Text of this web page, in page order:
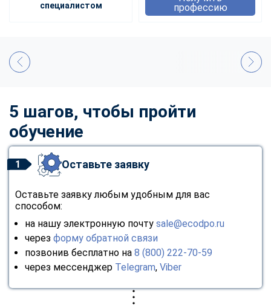
специалистом
профессию
5 шагов, чтобы пройти
обучение
1 Оставьте заявку
Оставьте заявку любым удобным для вас
способом:
на нашу электронную почту sale@ecodpo.ru
через форму обратной связи
позвонив бесплатно на 8 (800) 222-70-59
через мессенджер Telegram, Viber